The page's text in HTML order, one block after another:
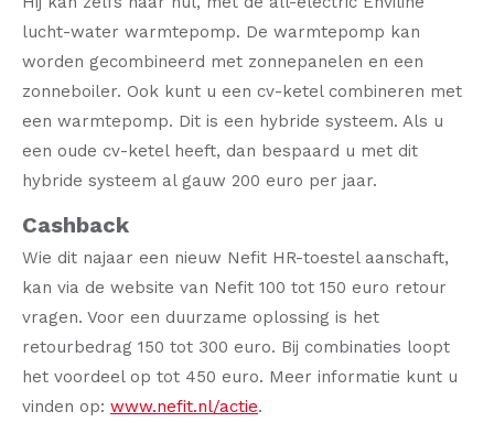
lucht-water warmtepomp. De warmtepomp kan
worden gecombineerd met zonnepanelen en een
zonneboiler. Ook kunt u een cv-ketel combineren met
een warmtepomp. Dit is een hybride systeem. Als u
een oude cv-ketel heeft, dan bespaard u met dit
hybride systeem al gauw 200 euro per jaar.
Cashback
Wie dit najaar een nieuw Nefit HR-toestel aanschaft,
kan via de website van Nefit 100 tot 150 euro retour
vragen. Voor een duurzame oplossing is het
retourbedrag 150 tot 300 euro. Bij combinaties loopt
het voordeel op tot 450 euro. Meer informatie kunt u
vinden op: www.nefit.nl/actie.